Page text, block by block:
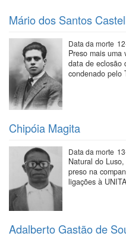
Mário dos Santos
Data da morte
Preso mais
data de eclosão
condenado pelo
Chipóia Magita
Data da morte
Natural do
preso na
ligações à
Adalberto Gastão de